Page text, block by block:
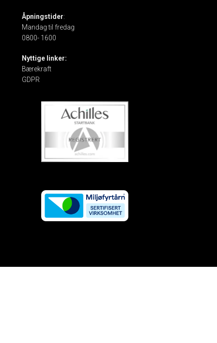
Åpningstider:
Mandag til fredag
0800- 1600
Nyttige linker:
Bærekraft
GDPR